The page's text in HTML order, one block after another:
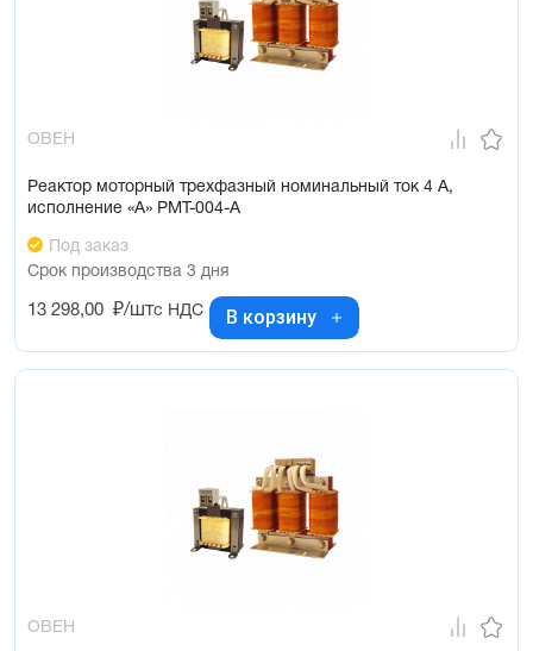
ОВЕН
Реактор моторный трехфазный номинальный ток 4 А,
исполнение «А» РМТ-004-А
Под заказ
Срок производства 3 дня
13 298,00 ₽/штс НДС В корзину
ОВЕН